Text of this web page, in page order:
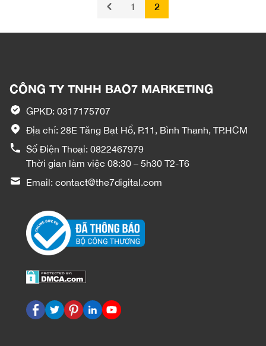
1 2
CÔNG TY TNHH BAO7 MARKETING
GPKD: 0317175707
Địa chỉ: 28E Tăng Bạt Hổ, P.11, Bình Thạnh, TP.HCM
Số Điện Thoại: 0822467979
Thời gian làm việc 08:30 – 5h30 T2-T6
Email: contact@the7digital.com